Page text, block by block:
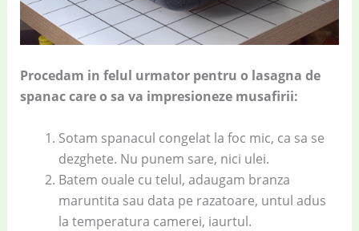
Procedam in felul urmator pentru o lasagna de
spanac care o sa va impresioneze musafirii:
Sotam spanacul congelat la foc mic, ca sa se
dezghete. Nu punem sare, nici ulei.
Batem ouale cu telul, adaugam branza
maruntita sau data pe razatoare, untul adus
la temperatura camerei, iaurtul.